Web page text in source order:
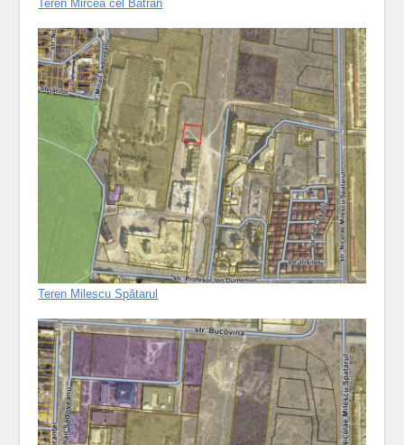
Teren Mircea cel Bătrân
Teren Milescu Spătarul